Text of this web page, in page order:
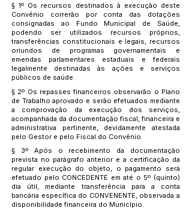
§ 1º Os recursos destinados à execução deste
Convênio correrão por conta das dotações
consignadas ao Fundo Municipal de Saúde,
podendo ser utilizados recursos próprios,
transferências constitucionais e legais, recursos
oriundos de programas governamentais e
emendas parlamentares estaduais e federais
legalmente destinadas às ações e serviços
públicos de saúde.
§ 2º Os repasses financeiros observarão o Plano
de Trabalho aprovado e serão efetuados mediante
a comprovação da execução dos serviços,
acompanhada da documentação fiscal, financeira e
administrativa pertinente, devidamente atestada
pelo Gestor e pelo Fiscal do Convênio.
§ 3º Após o recebimento da documentação
prevista no parágrafo anterior e a certificação da
regular execução do objeto, o pagamento será
efetuado pelo CONCEDENTE em até o 5º (quinto)
dia útil, mediante transferência para a conta
bancária específica do CONVENENTE, observada a
disponibilidade financeira do Município.